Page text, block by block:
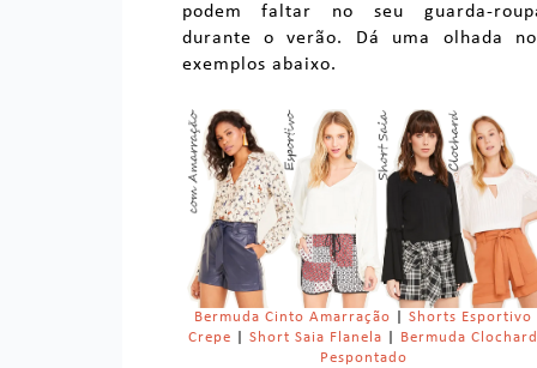
podem faltar no seu guarda-
durante o verão. Dá uma olhada
exemplos abaixo.
Bermuda Cinto Amarração |Shorts Esportivo
Crepe |Short Saia Flanela
Bermuda
Pespontado